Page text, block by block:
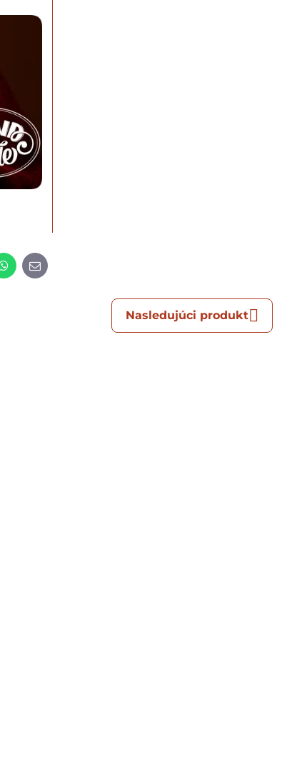
WhatsApp
E-
mail
Nasledujúci produkt